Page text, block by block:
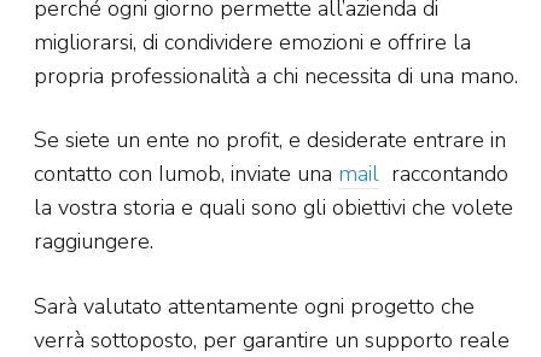
perché ogni giorno permette all’azienda di
migliorarsi, di condividere emozioni e offrire la
propria professionalità a chi necessita di una mano.
Se siete un ente no profit, e desiderate entrare in
contatto con Iumob, inviate una mailraccontando
la vostra storia e quali sono gli obiettivi che volete
raggiungere.
Sarà valutato attentamente ogni progetto che
verrà sottoposto, per garantire un supporto reale